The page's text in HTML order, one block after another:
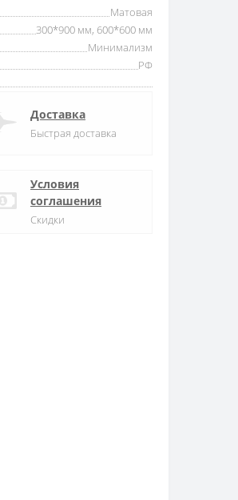
Матовая
300*900 мм, 600*600 мм
Минимализм
РФ
Доставка
Быстрая доставка
Условия
соглашения
Скидки